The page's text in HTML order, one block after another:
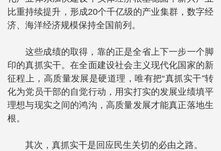
比重持续提升，形成20个千亿级的产业集群，数字经
济、海洋经济规模保持全国前列。
这些成绩的取得，靠的正是全省上下一步一个脚
印的真抓实干。在全面建设社会主义现代化国家的新
征程上，高质量发展是硬道理，唯有把“真抓实干”转
化为党员干部的自觉行动，用实打实的发展业绩填平
理想与现实之间的鸿沟，高质量发展才能真正落地生
根。
其次，真抓实干是回应民生关切的必由之路。